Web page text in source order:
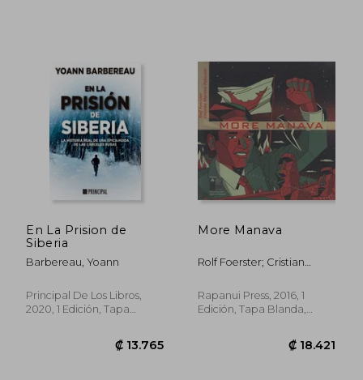
En La Prision de
Siberia
Barbereau, Yoann
Principal De Los Libros,
2020, 1 Edición, Tapa
More Manava
Rolf Foerster; Cristian
Rapanui Press, 2016, 1
Edición, Tapa Blanda,